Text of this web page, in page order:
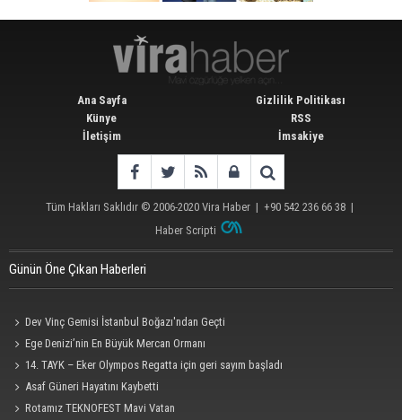
Ana Sayfa
Künye
İletişim
Gizlilik Politikası
RSS
İmsakiye
Tüm Hakları Saklıdır © 2006-2020 Vira Haber | +90 542 236 66 38 |
Haber Scripti
Günün Öne Çıkan Haberleri
Dev Vinç Gemisi İstanbul Boğazı'ndan Geçti
Ege Denizi’nin En Büyük Mercan Ormanı
14. TAYK – Eker Olympos Regatta için geri sayım başladı
Asaf Güneri Hayatını Kaybetti
Rotamız TEKNOFEST Mavi Vatan